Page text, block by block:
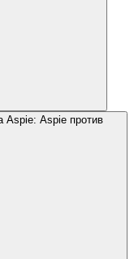
Aspie: Aspie против